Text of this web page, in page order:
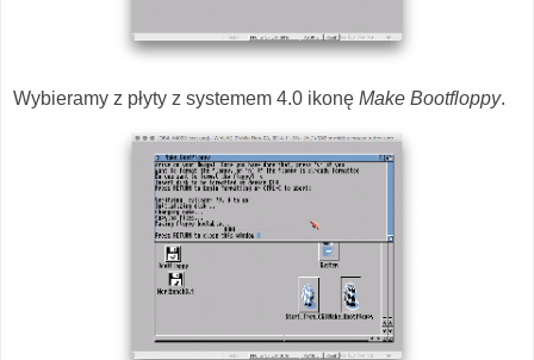
Wybieramy z płyty z systemem 4.0 ikonę Make Bootfloppy.